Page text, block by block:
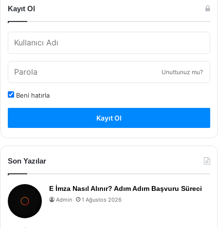
Kayıt Ol
Unuttunuz mu?
Beni hatırla
Kayıt Ol
Son Yazılar
E İmza Nasıl Alınır? Adım Adım Başvuru Süreci
Admin 1 Ağustos 2026